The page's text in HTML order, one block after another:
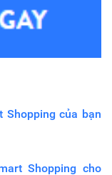
Shopping của bạn
Shopping cho